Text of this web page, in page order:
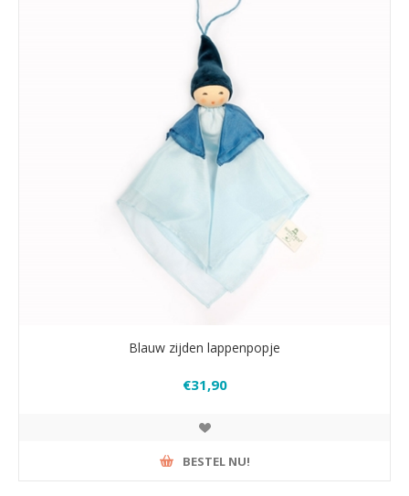
Blauw zijden lappenpopje
€31,90
BESTEL NU!